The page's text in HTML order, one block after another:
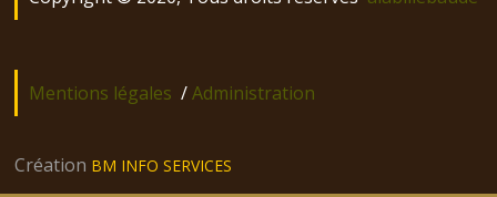
Mentions légales /Administration
Création BM INFO SERVICES